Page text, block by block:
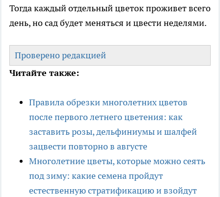
Тогда каждый отдельный цветок проживет всего
день, но сад будет меняться и цвести неделями.
Проверено редакцией
Читайте также:
Правила обрезки многолетних цветов
после первого летнего цветения: как
заставить розы, дельфиниумы и шалфей
зацвести повторно в августе
Многолетние цветы, которые можно сеять
под зиму: какие семена пройдут
естественную стратификацию и взойдут